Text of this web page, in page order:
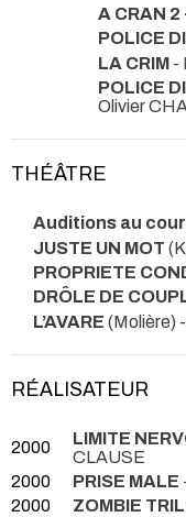
A CRAN
POLICE
LA CRIM -
POLICE
Olivier
THÉÂTRE
Auditions au
JUSTE UN MOT
PROPRIETE
DRÔLE DE
L’AVARE (Molière)
RÉALISATEUR
2000 LIMITE
CLAUSE
2000
PRISE MALE
2000
ZOMBIE